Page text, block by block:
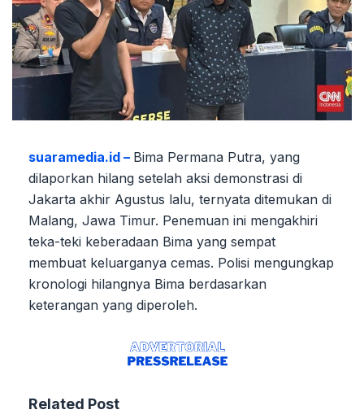
suaramedia.id – Bima Permana Putra, yang
dilaporkan hilang setelah aksi demonstrasi di
Jakarta akhir Agustus lalu, ternyata ditemukan di
Malang, Jawa Timur. Penemuan ini mengakhiri
teka-teki keberadaan Bima yang sempat
membuat keluarganya cemas. Polisi mengungkap
kronologi hilangnya Bima berdasarkan
keterangan yang diperoleh.
Related Post